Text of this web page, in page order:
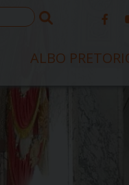
ALBO